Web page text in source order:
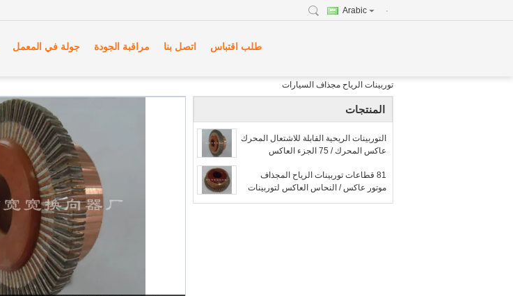
Arabic
جولة في المعمل مراقبة الجودة اتصل بنا طلب اقتباس
توربينات الرياح مجذاف السيارات
المنتجات
التوربينات الريحية القابلة للاشتعال المحرك
عاكس المحرك / 75 الجزء العاكس
81 قطاعات توربينات الرياح المجذاف
موتور عاكس / النحاس العاكس لتوربينات